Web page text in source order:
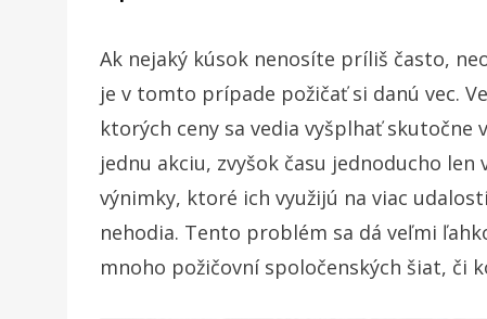
Ak nejaký kúsok nenosíte príliš často,
je v tomto prípade požičať si danú vec.
ktorých ceny sa vedia vyšplhať skutočne
jednu akciu, zvyšok času jednoducho
výnimky, ktoré ich využijú na viac
nehodia. Tento problém sa dá veľmi
mnoho požičovní spoločenských šiat, či